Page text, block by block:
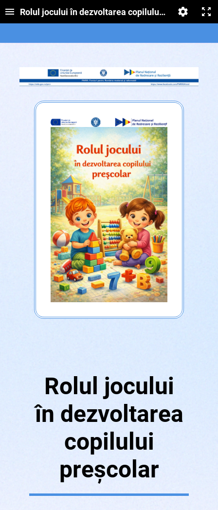
Rolul jocului în dezvoltarea copilului preșcolar
Rolul jocului
în dezvoltarea
copilului
preșcolar